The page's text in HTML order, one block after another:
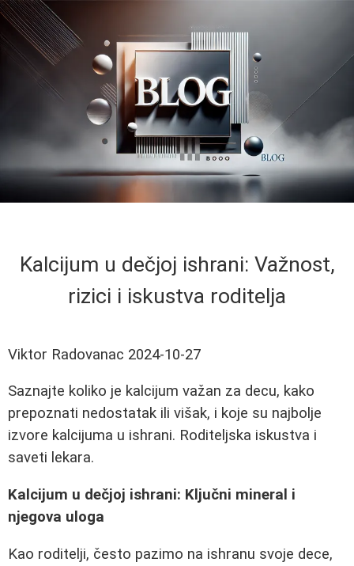
Kalcijum u dečjoj ishrani: Važnost,
rizici i iskustva roditelja
Viktor Radovanac 2024-10-27
Saznajte koliko je kalcijum važan za decu, kako
prepoznati nedostatak ili višak, i koje su najbolje
izvore kalcijuma u ishrani. Roditeljska iskustva i
saveti lekara.
Kalcijum u dečjoj ishrani: Ključni mineral i
njegova uloga
Kao roditelji, često pazimo na ishranu svoje dece,